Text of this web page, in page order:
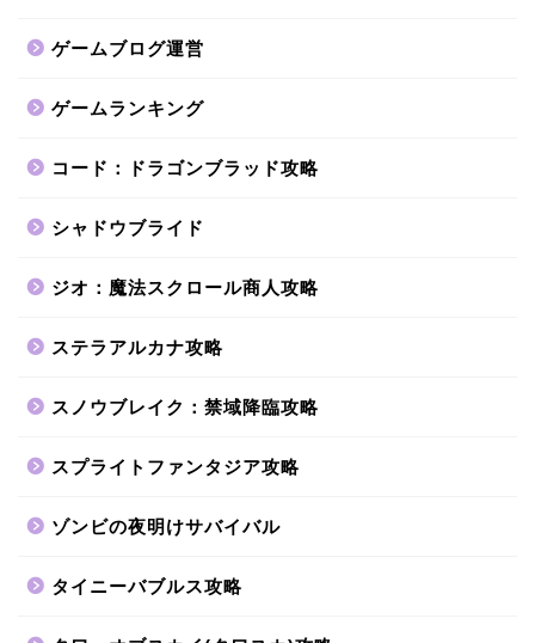
ゲームブログ運営
ゲームランキング
コード：ドラゴンブラッド攻略
シャドウブライド
ジオ：魔法スクロール商人攻略
ステラアルカナ攻略
スノウブレイク：禁域降臨攻略
スプライトファンタジア攻略
ゾンビの夜明けサバイバル
タイニーバブルス攻略